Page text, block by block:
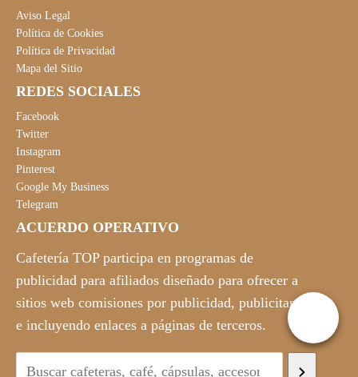
Aviso Legal
Política de Cookies
Política de Privacidad
Mapa del Sitio
REDES SOCIALES
Facebook
Twitter
Instagram
Pinterest
Google My Business
Telegram
ACUERDO OPERATIVO
Cafetería TOP participa en programas de
publicidad para afiliados diseñado para ofrecer a
sitios web comisiones por publicidad, publicitando
e incluyendo enlaces a páginas de terceros.